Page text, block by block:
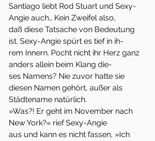
Santiago liebt Rod Stuart und Sexy-
Angie auch… Kein Zweifel also,
daß diese Tatsache von Bedeutung
ist. Sexy-Angie spürt es tief in ih-
rem Innern. Pocht nicht ihr Herz ganz
anders allein beim Klang die-
ses Namens? Nie zuvor hatte sie
diesen Namen gehört, außer als
Städtename natürlich.
»Was?! Er geht im November nach
New York?« rief Sexy-Angie
aus und kann es nicht fassen, »Ich